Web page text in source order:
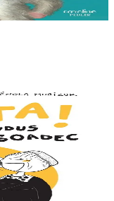
Goadec
dans la campagne
De Treffrin